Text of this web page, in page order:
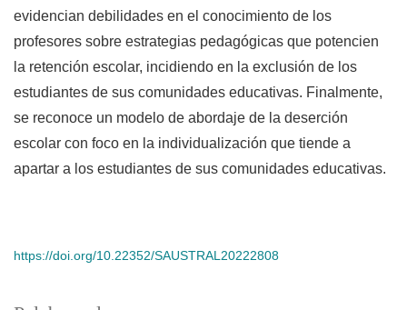
evidencian debilidades en el conocimiento de los
profesores sobre estrategias pedagógicas que potencien
la retención escolar, incidiendo en la exclusión de los
estudiantes de sus comunidades educativas. Finalmente,
se reconoce un modelo de abordaje de la deserción
escolar con foco en la individualización que tiende a
apartar a los estudiantes de sus comunidades educativas.
https://doi.org/10.22352/SAUSTRAL20222808